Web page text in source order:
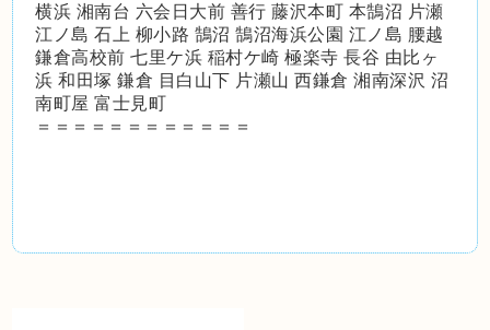
横浜 湘南台 六会日大前 善行 藤沢本町 本鵠沼 片瀬
江ノ島 石上 柳小路 鵠沼 鵠沼海浜公園 江ノ島 腰越
鎌倉高校前 七里ケ浜 稲村ケ崎 極楽寺 長谷 由比ヶ
浜 和田塚 鎌倉 目白山下 片瀬山 西鎌倉 湘南深沢 沼
南町屋 富士見町
＝＝＝＝＝＝＝＝＝＝＝＝